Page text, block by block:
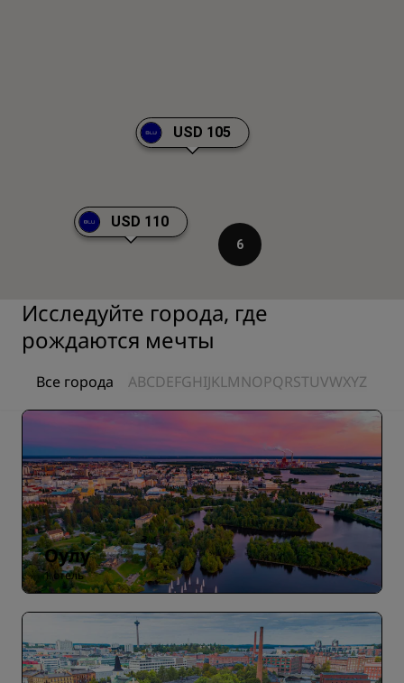
USD 105
6
USD 110
Исследуйте города, где
рождаются мечты
Все города ABCDEFGHIJKLMNOPQRSTUVWXYZ
Оулу
1 отель